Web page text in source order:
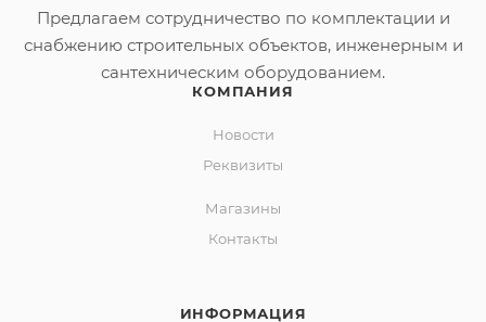
Предлагаем сотрудничество по комплектации и
снабжению строительных объектов, инженерным и
сантехническим оборудованием.
КОМПАНИЯ
Новости
Реквизиты
Магазины
Контакты
ИНФОРМАЦИЯ